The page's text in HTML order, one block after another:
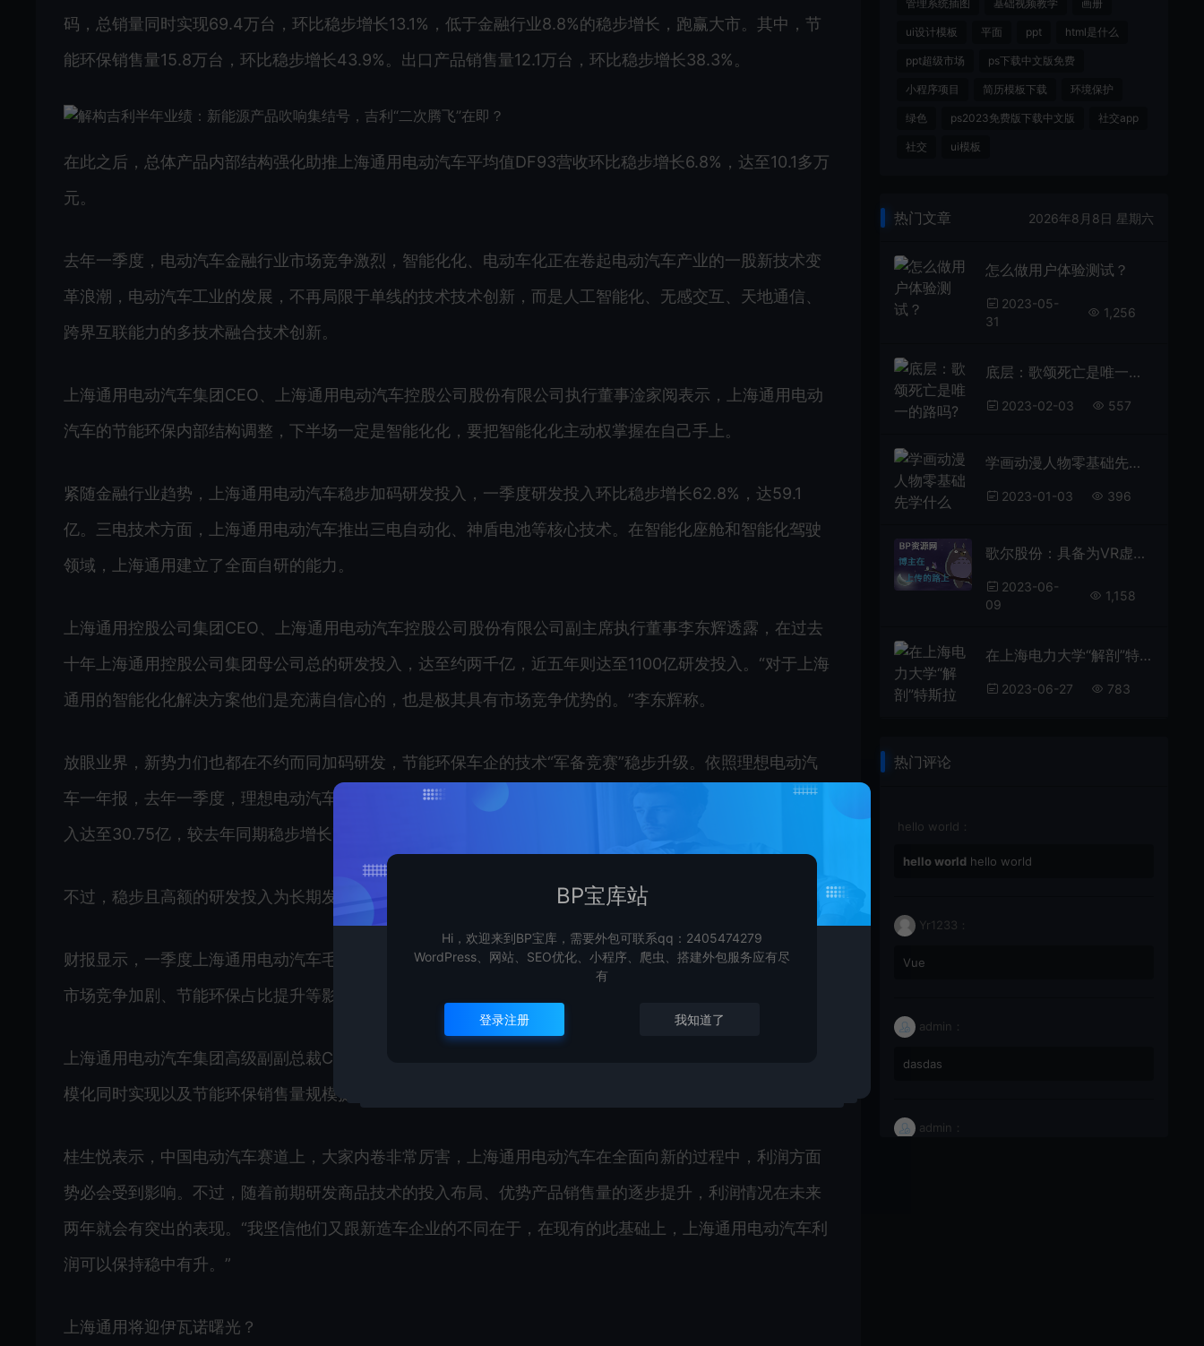
码，总销量同时实现69.4万台，环比稳步增长13.1%，低于金融行业8.8%的稳步增长，跑赢大市。其中，节
能环保销售量15.8万台，环比稳步增长43.9%。出口产品销售量12.1万台，环比稳步增长38.3%。
在此之后，总体产品内部结构强化助推上海通用电动汽车平均值DF93营收环比稳步增长6.8%，达至10.1多万
元。
去年一季度，电动汽车金融行业市场竞争激烈，智能化化、电动车化正在卷起电动汽车产业的一股新技术变
革浪潮，电动汽车工业的发展，不再局限于单线的技术技术创新，而是人工智能化、无感交互、天地通信、
跨界互联能力的多技术融合技术创新。
上海通用电动汽车集团CEO、上海通用电动汽车控股公司股份有限公司执行董事淦家阅表示，上海通用电动
汽车的节能环保内部结构调整，下半场一定是智能化化，要把智能化化主动权掌握在自己手上。
紧随金融行业趋势，上海通用电动汽车稳步加码研发投入，一季度研发投入环比稳步增长62.8%，达59.1
亿。三电技术方面，上海通用电动汽车推出三电自动化、神盾电池等核心技术。在智能化座舱和智能化驾驶
领域，上海通用建立了全面自研的能力。
上海通用控股公司集团CEO、上海通用电动汽车控股公司股份有限公司副主席执行董事李东辉透露，在过去
十年上海通用控股公司集团母公司总的研发投入，达至约两千亿，近五年则达至1100亿研发投入。“对于上海
通用的智能化化解决方案他们是充满自信心的，也是极其具有市场竞争优势的。”李东辉称。
放眼业界，新势力们也都在不约而同加码研发，节能环保车企的技术“军备竞赛”稳步升级。依照理想电动汽
车一年报，去年一季度，理想电动汽车的研发投入为42.8亿，环比增幅为47%。蔚来一季报显示，其研发投
入达至30.75亿，较去年同期稳步增长74.6%。小鹏电动汽车研发投入达至13亿，较去年同期增加6.1%。
不过，稳步且高额的研发投入为长期发展打下此基础的同时，也在影响其短期的盈利能力。
财报显示，一季度上海通用电动汽车毛利率微跌至14.4%。至于其中原因，上海通用电动汽车提到，受市场
市场竞争加剧、节能环保占比提升等影响。
上海通用电动汽车集团高级副副总裁CFO戴庆解释称，毛利率是动态演变的，未来随着上海通用电动汽车规
模化同时实现以及节能环保销售量规模提升，毛利率将朝着可稳步、平衡的方向发展。
桂生悦表示，中国电动汽车赛道上，大家内卷非常厉害，上海通用电动汽车在全面向新的过程中，利润方面
势必会受到影响。不过，随着前期研发商品技术的投入布局、优势产品销售量的逐步提升，利润情况在未来
两年就会有突出的表现。“我坚信他们又跟新造车企业的不同在于，在现有的此基础上，上海通用电动汽车利
润可以保持稳中有升。”
上海通用将迎伊瓦诺曙光？
管理系统插图 基础视频教学 画册
ui设计模板 平面 ppt html是什么
ppt超级市场 ps下载中文版免费
小程序项目 简历模板下载 环境保护
绿色 ps2023免费版下载中文版 社交app
社交 ui模板
热门文章 2026年8月8日 星期六
怎么做用户体验测试？
2023-05-
31
1,256
底层：歌颂死亡是唯一的路吗?
2023-02-03 557
学画动漫人物零基础先学什么
2023-01-03 396
歌尔股份：具备为VR虚拟现实产品提供整体系统解决方案的能力为找刺激，女子给自己注射黑寡妇蜘蛛，心率飙升188，结果如何？
2023-06-
09
1,158
在上海电力大学“解剖”特斯拉 校企携手研发3D解构示教平台培养卓越工程师明星在资本面前有多卑微？杨颖被摸胸抱起，林更新被怒骂不敢回嘴
2023-06-27 783
热门评论
hello world：
hello world hello world
Yr1233：
Vue
admin：
dasdas
admin：
BP宝库站
Hi，欢迎来到BP宝库，需要外包可联系qq：2405474279
WordPress、网站、SEO优化、小程序、爬虫、搭建外包服务应有尽
有
登录注册 我知道了